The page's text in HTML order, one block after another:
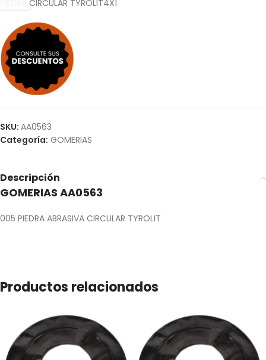
PIEDRA CIRCULAR TYROLIT4X1
SKU: AA0563
Categoría: GOMERIAS
Descripción
GOMERIAS AA0563
005 PIEDRA ABRASIVA CIRCULAR TYROLIT
Productos relacionados